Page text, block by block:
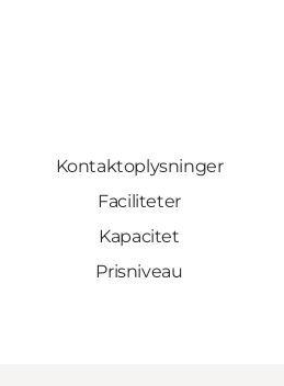
Kontaktoplysninger
Faciliteter
Kapacitet
Prisniveau